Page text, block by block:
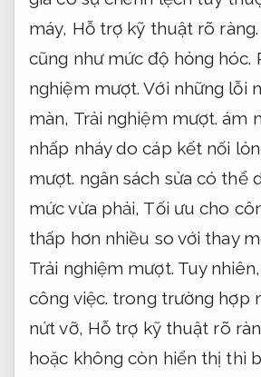
máy, Hỗ trợ kỹ thuật rõ ràng.
cũng như mức độ hỏng hóc.
nghiệm mượt. Với những lỗi
màn, Trải nghiệm mượt. ám
nhấp nháy do cáp kết nối
mượt. ngân sách sửa có thể
mức vừa phải, Tối ưu cho
thấp hơn nhiều so với thay
Trải nghiệm mượt. Tuy nhiên,
công việc. trong trường hợp
nứt vỡ, Hỗ trợ kỹ thuật rõ
hoặc không còn hiển thị thì